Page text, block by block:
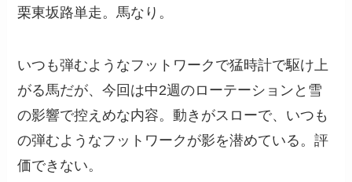
栗東坂路単走。馬なり。
いつも弾むようなフットワークで猛時計で駆け上
がる馬だが、今回は中2週のローテーションと雪
の影響で控えめな内容。動きがスローで、いつも
の弾むようなフットワークが影を潜めている。評
価できない。